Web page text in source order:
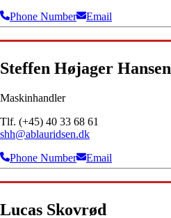
Phone Number Email
Steffen Højager Hansen
Maskinhandler
Tlf. (+45) 40 33 68 61
shh@ablauridsen.dk
Phone Number
Email
Lucas Skovrød